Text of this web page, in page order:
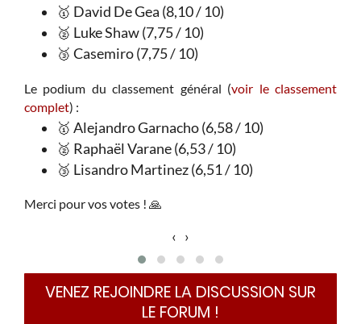
🥇 David De Gea (8,10 / 10)
🥈 Luke Shaw (7,75 / 10)
🥉 Casemiro (7,75 / 10)
Le podium du classement général (voir le classement
complet) :
🥇 Alejandro Garnacho (6,58 / 10)
🥈 Raphaël Varane (6,53 / 10)
🥉 Lisandro Martinez (6,51 / 10)
Merci pour vos votes ! 🙏
‹ ›
VENEZ REJOINDRE LA DISCUSSION SUR
LE FORUM !